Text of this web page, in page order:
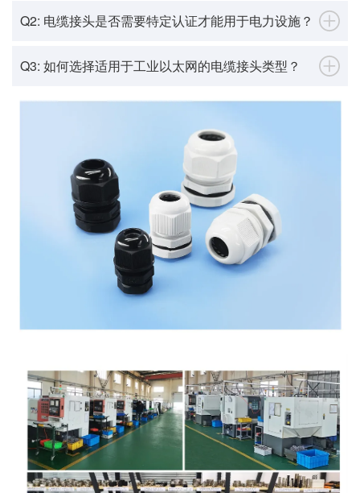
Q2: 电缆接头是否需要特定认证才能用于电力设施？
Q3: 如何选择适用于工业以太网的电缆接头类型？